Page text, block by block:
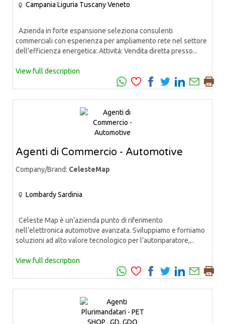
Campania Liguria TuscanyVeneto
Azienda in forte espansione seleziona consulenti
commerciali con esperienza per ampliamento rete nel settore
dell'efficienza energetica: Attività: Vendita diretta presso...
View full description
Agenti di Commercio - Automotive
Company/Brand: CelesteMap
LombardySardinia
Celeste Map è un’azienda punto di riferimento
nell’elettronica automotive avanzata. Sviluppiamo e forniamo
soluzioni ad alto valore tecnologico per l’autoriparatore,...
View full description